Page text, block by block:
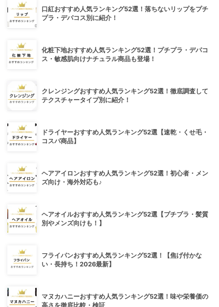
口紅おすすめ人気ランキング52選！落ちないリップをプチ
プラ・デパコス別に紹介！
化粧下地おすすめ人気ランキング52選！プチプラ・デパコ
ス・敏感肌向けナチュラル商品も登場！
クレンジングおすすめ人気ランキング52選！徹底調査して
テクスチャータイプ別に紹介！
ドライヤーおすすめ人気ランキング52選【速乾・くせ毛・
コスパ商品】
ヘアアイロンおすすめ人気ランキング52選！初心者・メン
ズ向け・海外対応も♪
ヘアオイルおすすめ人気ランキング52選【プチプラ・髪質
別やメンズ向けも！】
フライパンおすすめ人気ランキング52選！【焦げ付かな
い・長持ち！2026最新】
マヌカハニーおすすめ人気ランキング52選！味や栄養価の
高さを徹底比較・検証